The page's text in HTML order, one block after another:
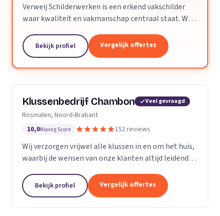
Verweij Schilderwerken is een erkend vakschilder
waar kwaliteit en vakmanschap centraal staat. Wij
opgeleverde werk.
Bekijk profiel Vergelijk offertes
Klussenbedrijf Chambon Veel gevraagd
Rosmalen, Noord-Brabant
10,0Moving Score 152 reviews
Wij verzorgen vrijwel alle klussen in en om het huis,
waarbij de wensen van onze klanten altijd leidend
afspraak. Dankzij ons vakmanschap en direct...
Bekijk profiel Vergelijk offertes